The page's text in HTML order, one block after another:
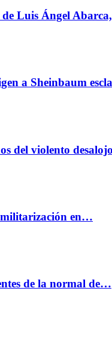
Luis Ángel
a Sheinbaum
del violento
militarización en…
de la normal de…